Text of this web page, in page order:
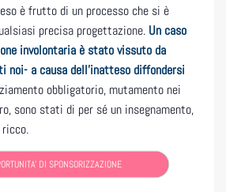
è frutto di un processo che si è
precisa progettazione. Un caso
involontaria è stato vissuto da
noi- a causa dell’inatteso diffondersi
obbligatorio, mutamento nei
sono stati di per sé un insegnamento,
DI SPONSORIZZAZIONE